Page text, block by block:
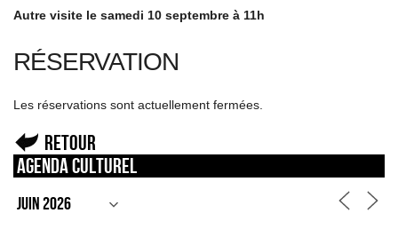
Autre visite le samedi 10 septembre à 11h
RÉSERVATION
Les réservations sont actuellement fermées.
Retour
Agenda culturel